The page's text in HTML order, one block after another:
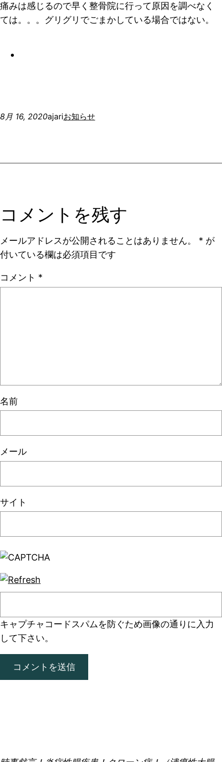
痛みは感じるので早く整骨院に行って原因を調べなく
ては。。。グリグリでごまかしている場合ではない。
8月 16, 2020ajariお知らせ
コメントを残す
メールアドレスが公開されることはありません。 * が
付いている欄は必須項目です
コメント *
名前
メール
サイト
キャプチャコードスパムを防ぐため画像の通りに入力
して下さい。